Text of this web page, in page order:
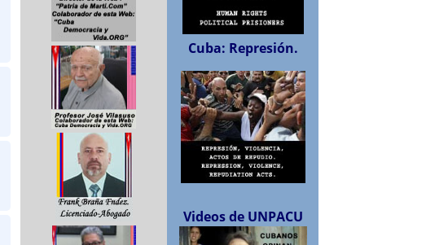
Cuba: Represión.
Videos de UNPACU